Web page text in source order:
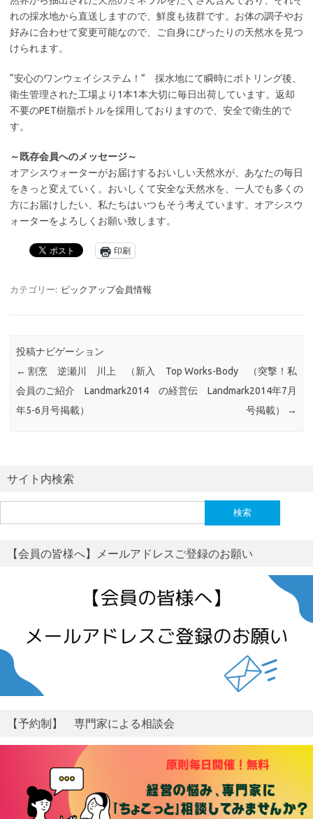
れの採水地から直送しますので、鮮度も抜群です。お体の調子やお
好みに合わせて変更可能なので、ご自身にぴったりの天然水を見つ
けられます。
“安心のワンウェイシステム！” 採水地にて瞬時にボトリング後、
衛生管理された工場より1本1本大切に毎日出荷しています。返却
不要のPET樹脂ボトルを採用しておりますので、安全で衛生的で
す。
～既存会員へのメッセージ～
オアシスウォーターがお届けするおいしい天然水が、あなたの毎日
をきっと変えていく。おいしくて安全な天然水を、一人でも多くの
方にお届けしたい、私たちはいつもそう考えています。オアシスウ
ォーターをよろしくお願い致します。
印刷
カテゴリー: ピックアップ会員情報
投稿ナビゲーション
← 割烹 逆瀬川 川上 （新入
会員のご紹介 Landmark2014
年5-6月号掲載）
Top Works-Body （突撃！私
の経営伝 Landmark2014年7月
号掲載）
→
サイト内検索
索:
【会員の皆様へ】メールアドレスご登録のお願い
【予約制】 専門家による相談会